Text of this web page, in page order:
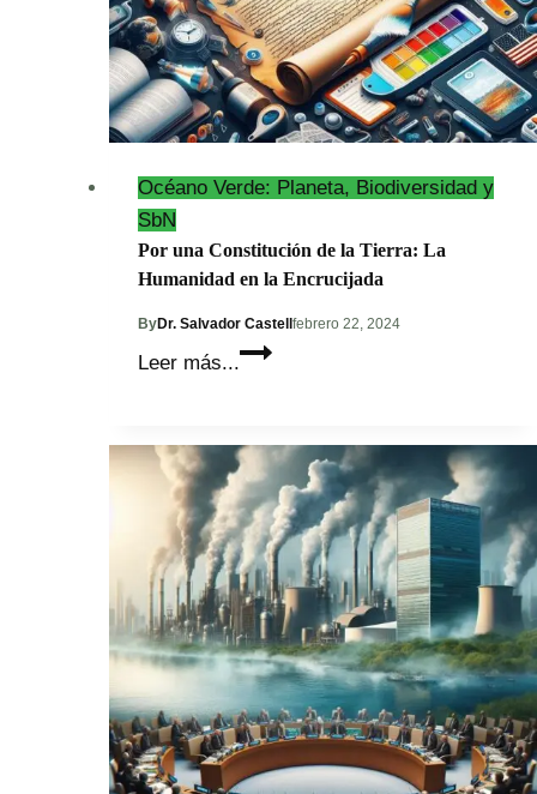
Océano Verde: Planeta, Biodiversidad y
SbN
Por una Constitución de la Tierra: La
Humanidad en la Encrucijada
ByDr. Salvador Castell febrero 22, 2024
Leer más...
Por
de
la
Tierra:
La
Humanidad
en
la
Encrucijada